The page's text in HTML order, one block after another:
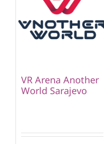
VR Arena Another
World Sarajevo